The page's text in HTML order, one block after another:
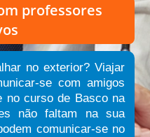
professores
no exterior? Viajar
se com amigos
no curso de Basco na
não faltam na sua
comunicar-se no